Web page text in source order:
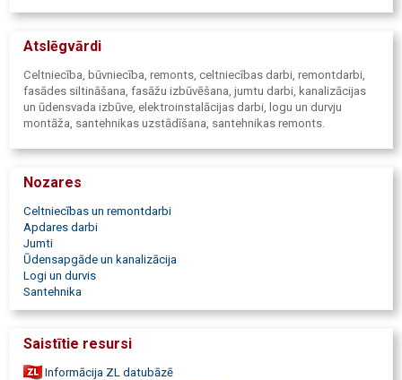
Atslēgvārdi
Celtniecība, būvniecība, remonts, celtniecības darbi, remontdarbi,
fasādes siltināšana, fasāžu izbūvēšana, jumtu darbi, kanalizācijas
un ūdensvada izbūve, elektroinstalācijas darbi, logu un durvju
montāža, santehnikas uzstādīšana, santehnikas remonts.
Nozares
Celtniecības un remontdarbi
Apdares darbi
Jumti
Ūdensapgāde un kanalizācija
Logi un durvis
Santehnika
Saistītie resursi
Informācija ZL datubāzē